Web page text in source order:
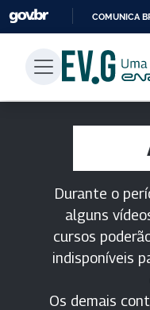
COMUNICA
Durante o
alguns
cursos
indisponíveis
Os demais